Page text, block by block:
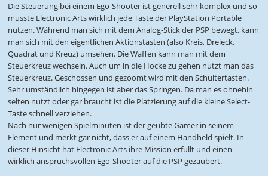
Die Steuerung bei einem Ego-Shooter ist generell sehr komplex und so
musste Electronic Arts wirklich jede Taste der PlayStation Portable
nutzen. Während man sich mit dem Analog-Stick der PSP bewegt, kann
man sich mit den eigentlichen Aktionstasten (also Kreis, Dreieck,
Quadrat und Kreuz) umsehen. Die Waffen kann man mit dem
Steuerkreuz wechseln. Auch um in die Hocke zu gehen nutzt man das
Steuerkreuz. Geschossen und gezoomt wird mit den Schultertasten.
Sehr umständlich hingegen ist aber das Springen. Da man es ohnehin
selten nutzt oder gar braucht ist die Platzierung auf die kleine Select-
Taste schnell verziehen.
Nach nur wenigen Spielminuten ist der geübte Gamer in seinem
Element und merkt gar nicht, dass er auf einem Handheld spielt. In
dieser Hinsicht hat Electronic Arts ihre Mission erfüllt und einen
wirklich anspruchsvollen Ego-Shooter auf die PSP gezaubert.